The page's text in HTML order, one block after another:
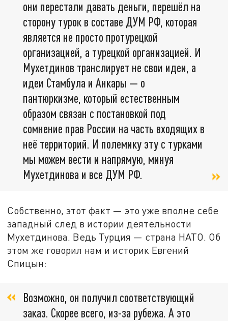
они перестали давать деньги, перешёл на
сторону турок в составе ДУМ РФ, которая
является не просто протурецкой
организацией, а турецкой организацией. И
Мухетдинов транслирует не свои идеи, а
идеи Стамбула и Анкары — о
пантюркизме, который естественным
образом связан с постановкой под
сомнение прав России на часть входящих в
неё территорий. И полемику эту с турками
мы можем вести и напрямую, минуя
Мухетдинова и все ДУМ РФ.
Собственно, этот факт — это уже вполне себе
западный след в истории деятельности
Мухетдинова. Ведь Турция — страна НАТО. Об
этом же говорил нам и историк Евгений
Спицын:
Возможно, он получил соответствующий
заказ. Скорее всего, из-за рубежа. А это